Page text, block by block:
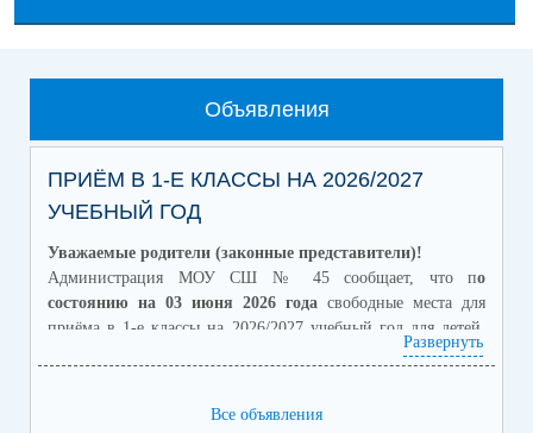
Объявления
ПРИЁМ В 1-Е КЛАССЫ НА 2026/2027
УЧЕБНЫЙ ГОД
Уважаемые родители (законные представители)!
Администрация МОУ СШ № 45 сообщает, что по
состоянию на 03 июня 2026 года свободные места для
приёма в 1-е классы на 2026/2027 учебный год для детей,
проживающих на закреплённой за школой территории,
Развернуть
Все объявления